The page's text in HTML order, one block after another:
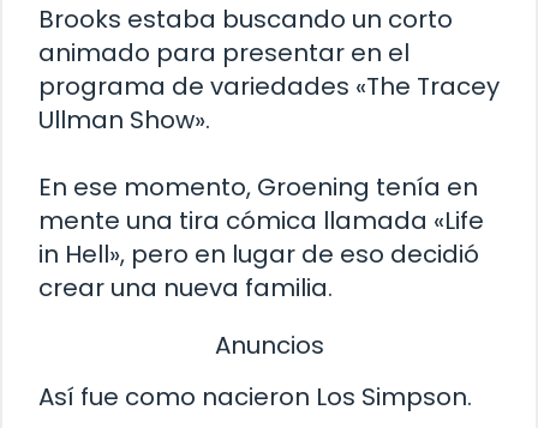
Brooks estaba buscando un corto
animado para presentar en el
programa de variedades «The Tracey
Ullman Show».
En ese momento, Groening tenía en
mente una tira cómica llamada «Life
in Hell», pero en lugar de eso decidió
crear una nueva familia.
Anuncios
Así fue como nacieron Los Simpson.